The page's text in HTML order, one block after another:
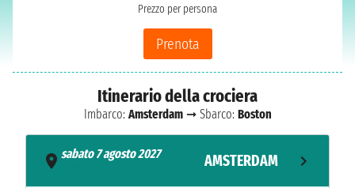
Prezzo per persona
Prenota
Itinerario della crociera
Imbarco: Amsterdam➞ Sbarco: Boston
sabato 7 agosto 2027
AMSTERDAM